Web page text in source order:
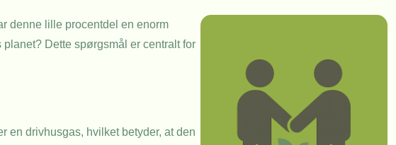
denne lille procentdel en enorm
Dette spørgsmål er centralt for
en drivhusgas, hvilket betyder, at den